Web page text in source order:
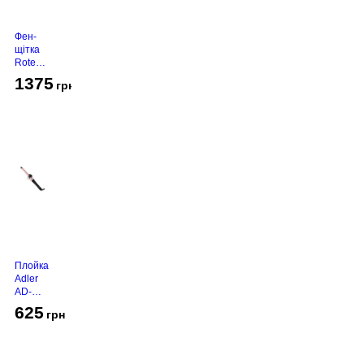
Фен-
щітка
Rotex
490-T
1375 грн
Плойка
Adler
AD-
625 грн